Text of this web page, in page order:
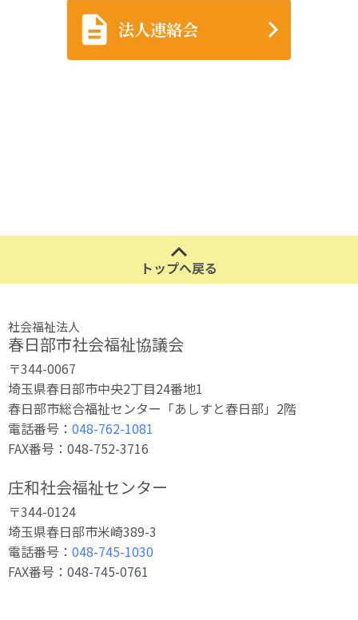
法人連絡会
トップへ戻る
社会福祉法人
春日部市社会福祉協議会
〒344-0067
埼玉県春日部市中央2丁目24番地1
春日部市総合福祉センター「あしすと春日部」2階
電話番号： 048-762-1081
FAX番号：048-752-3716
庄和社会福祉センター
〒344-0124
埼玉県春日部市米崎389-3
電話番号： 048-745-1030
FAX番号：048-745-0761